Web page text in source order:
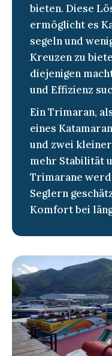
bieten. Diese
ermöglicht es
segeln und
Kreuzen zu
diejenigen
und Effizienz
Ein Trimaran,
eines
und zwei
mehr Stabilität
Trimarane
Seglern
Komfort bei